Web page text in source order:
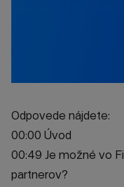
Odpovede nájdete:
00:00 Úvod
00:49 Je možné vo
partnerov?